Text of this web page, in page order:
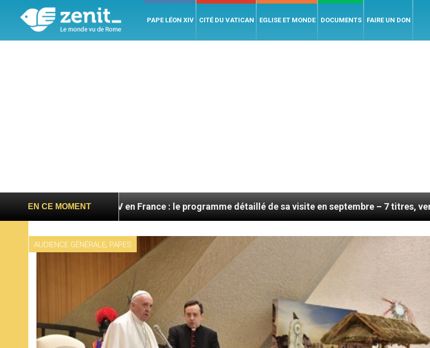
PAPE LÉON XIV CITÉ DU VATICAN EGLISE ET MONDE DOCUMENTS FAIRE UN DON
EN CE MOMENT
Léon XIV en France : le programme détaillé de sa visite en septembre – 7 titres, vendredi 7 août 2026
AUDIENCE GÉNÉRALE, PAPES